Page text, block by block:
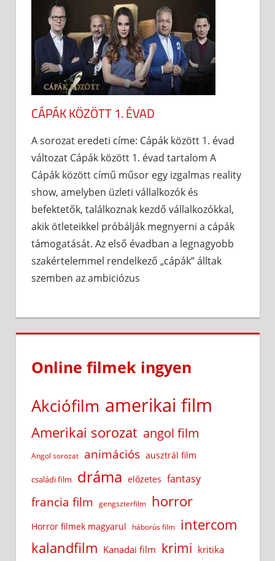
CÁPÁK KÖZÖTT 1. ÉVAD
A sorozat eredeti címe: Cápák között 1. évad
változat Cápák között 1. évad tartalom A
Cápák között című műsor egy izgalmas reality
show, amelyben üzleti vállalkozók és
befektetők, találkoznak kezdő vállalkozókkal,
akik ötleteikkel próbálják megnyerni a cápák
támogatását. Az első évadban a legnagyobb
szakértelemmel rendelkező „cápák” álltak
szemben az ambiciózus
Online filmek ingyen
Akciófilm amerikai film
Amerikai sorozat angol film
Angol sorozat animációs ausztrál film
családi film dráma előzetes fantasy
francia film gengszterfilm horror
Horror filmek magyarul háborús film intercom
kalandfilm Kanadai film krimi kritika